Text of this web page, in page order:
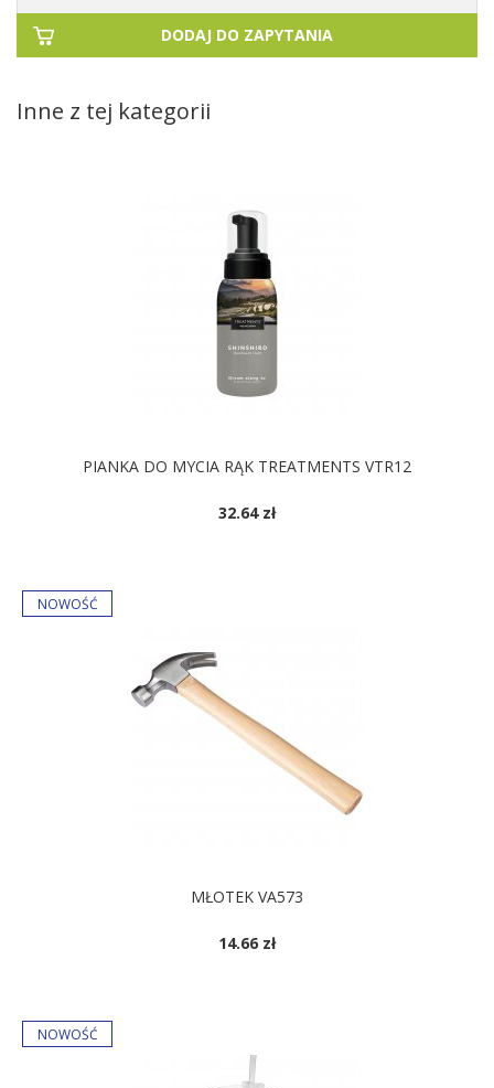
DODAJ DO ZAPYTANIA
Inne z tej kategorii
PIANKA DO MYCIA RĄK TREATMENTS VTR12
32.64 zł
MŁOTEK VA573
14.66 zł